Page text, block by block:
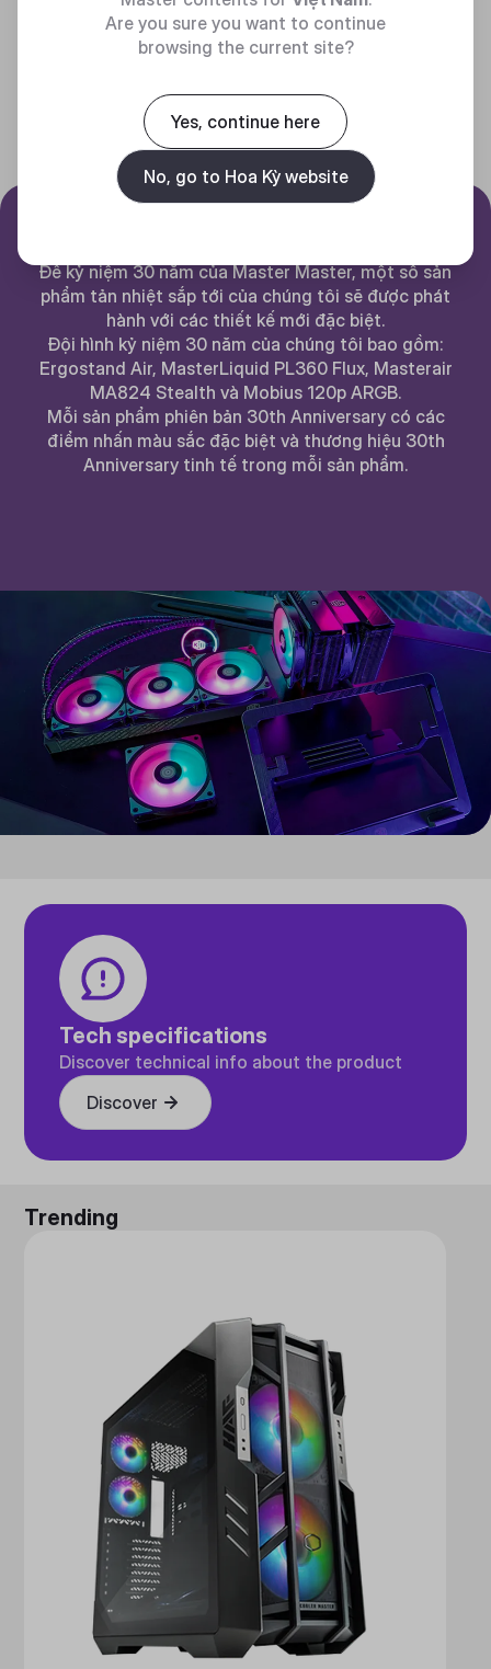
Để kỷ niệm 30 năm của Master Master, một số sản
phẩm tản nhiệt sắp tới của chúng tôi sẽ được phát
hành với các thiết kế mới đặc biệt.
Đội hình kỷ niệm 30 năm của chúng tôi bao gồm:
Ergostand Air, MasterLiquid PL360 Flux, Masterair
MA824 Stealth và Mobius 120p ARGB.
Mỗi sản phẩm phiên bản 30th Anniversary có các
điểm nhấn màu sắc đặc biệt và thương hiệu 30th
Anniversary tinh tế trong mỗi sản phẩm.
Tech specifications
Discover technical info about the product
Discover
Trending
Are you sure you want to continue
browsing the current site?
Yes, continue here
No, go to Hoa Kỳ website